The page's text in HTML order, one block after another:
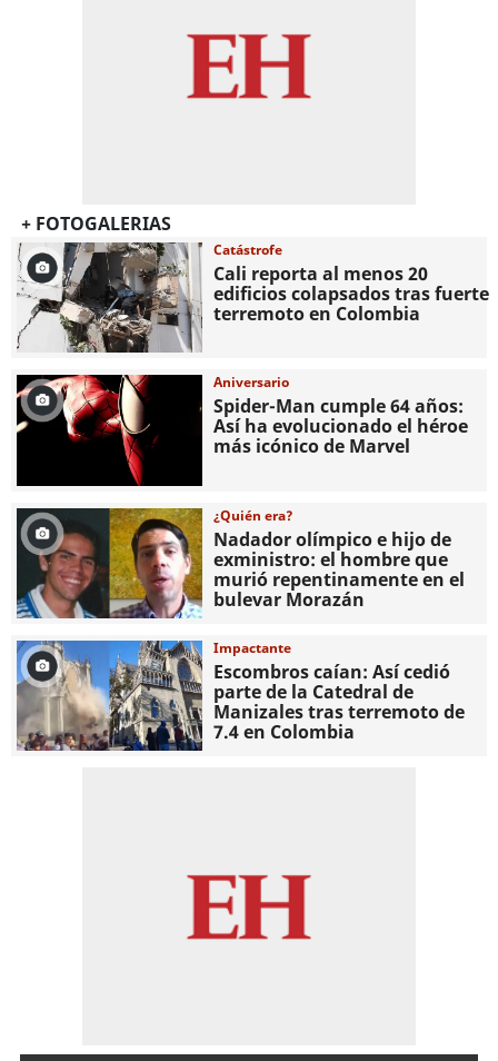
+ FOTOGALERIAS
Catástrofe
Cali reporta al menos 20
edificios colapsados tras fuerte
terremoto en Colombia
Aniversario
Spider-Man cumple 64 años:
Así ha evolucionado el héroe
más icónico de Marvel
¿Quién era?
Nadador olímpico e hijo de
exministro: el hombre que
murió repentinamente en el
bulevar Morazán
Impactante
Escombros caían: Así cedió
parte de la Catedral de
Manizales tras terremoto de
7.4 en Colombia